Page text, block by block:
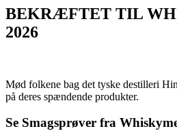
BEKRÆFTET TIL
2026
Mød folkene bag det tyske destilleri
på deres spændende produkter.
Se Smagsprøver fra